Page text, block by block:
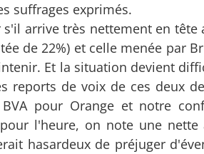
suffrages exprimés.
arrive très nettement en tête
de 22%) et celle menée par
Et la situation devient
reports de voix de ces deux
pour Orange et notre
l'heure, on note une nette
hasardeux de préjuger